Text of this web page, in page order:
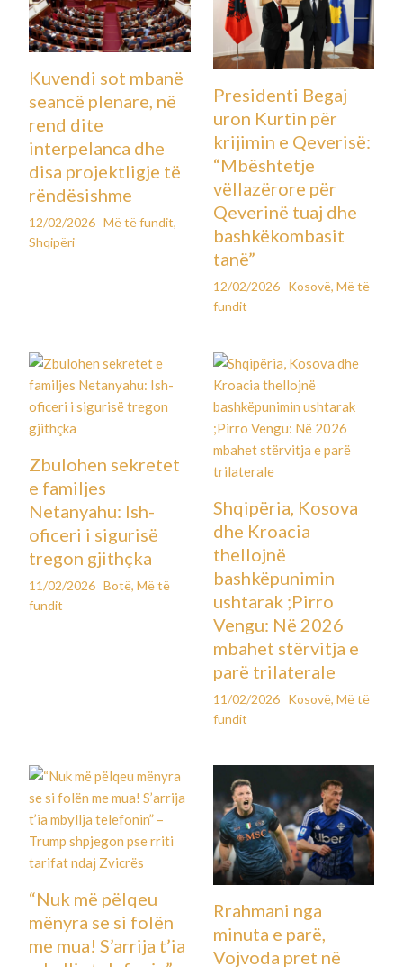
Kuvendi sot mbanë
seancë plenare, në
rend dite
interpelanca dhe
disa projektligje të
rëndësishme
12/02/2026 Më të fundit,
Shqipëri
Presidenti Begaj
uron Kurtin për
krijimin e Qeverisë:
“Mbështetje
vëllazërore për
Qeverinë tuaj dhe
bashkëkombasit
tanë”
12/02/2026 Kosovë, Më të
fundit
Zbulohen sekretet
e familjes
Netanyahu: Ish-
oficeri i sigurisë
tregon gjithçka
11/02/2026 Botë,Më të
fundit
Shqipëria, Kosova
dhe Kroacia
thellojnë
bashkëpunimin
ushtarak ;Pirro
Vengu: Në 2026
mbahet stërvitja e
parë trilaterale
11/02/2026 Kosovë, Më të
fundit
“Nuk më pëlqeu
mënyra se si folën
me mua! S’arrija t’ia
Rrahmani nga
minuta e parë,
Vojvoda pret në